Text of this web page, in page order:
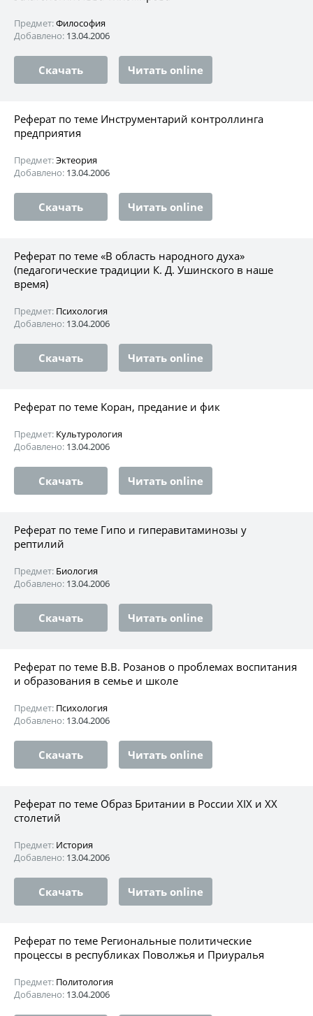
Предмет:Философия
Добавлено: 13.04.2006
Скачать Читать online
Реферат по теме Инструментарий контроллинга
предприятия
Предмет:Эктеория
Добавлено: 13.04.2006
Скачать Читать online
Реферат по теме «В область народного духа»
(педагогические традиции К. Д. Ушинского в наше
время)
Предмет: Психология
Добавлено: 13.04.2006
Скачать Читать online
Реферат по теме Коран, предание и фик
Предмет: Культурология
Добавлено: 13.04.2006
Скачать Читать online
Реферат по теме Гипо и гиперавитаминозы у
рептилий
Предмет: Биология
Добавлено: 13.04.2006
Скачать Читать online
Реферат по теме В.В. Розанов о проблемах воспитания
и образования в семье и школе
Предмет: Психология
Добавлено: 13.04.2006
Скачать Читать online
Реферат по теме Образ Британии в России XIX и XX
столетий
Предмет: История
Добавлено: 13.04.2006
Скачать Читать online
Реферат по теме Региональные политические
процессы в республиках Поволжья и Приуралья
Предмет: Политология
Добавлено: 13.04.2006